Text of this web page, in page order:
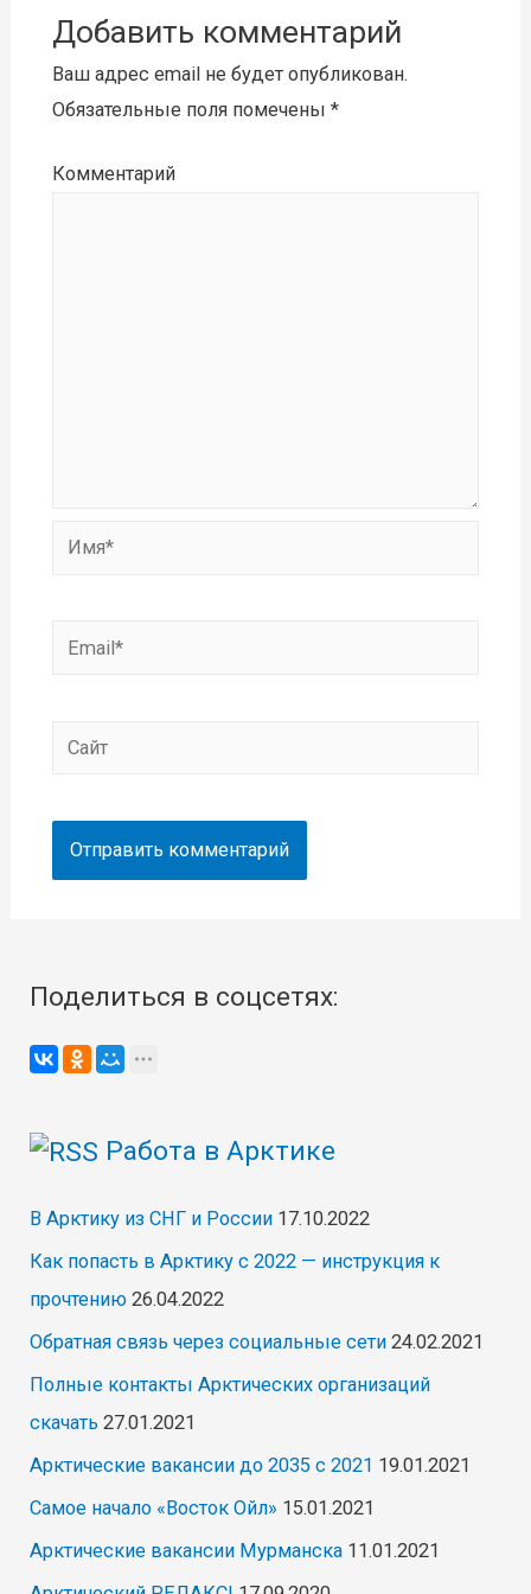
Добавить комментарий
Ваш адрес email не будет опубликован.
Обязательные поля помечены *
Комментарий
Имя*
Email*
Сайт
Поделиться в соцсетях:
Работа в Арктике
В Арктику из СНГ и России 17.10.2022
Как попасть в Арктику с 2022 — инструкция к
прочтению 26.04.2022
Обратная связь через социальные сети 24.02.2021
Полные контакты Арктических организаций
скачать 27.01.2021
Арктические вакансии до 2035 с 2021 19.01.2021
Самое начало «Восток Ойл» 15.01.2021
Арктические вакансии Мурманска 11.01.2021